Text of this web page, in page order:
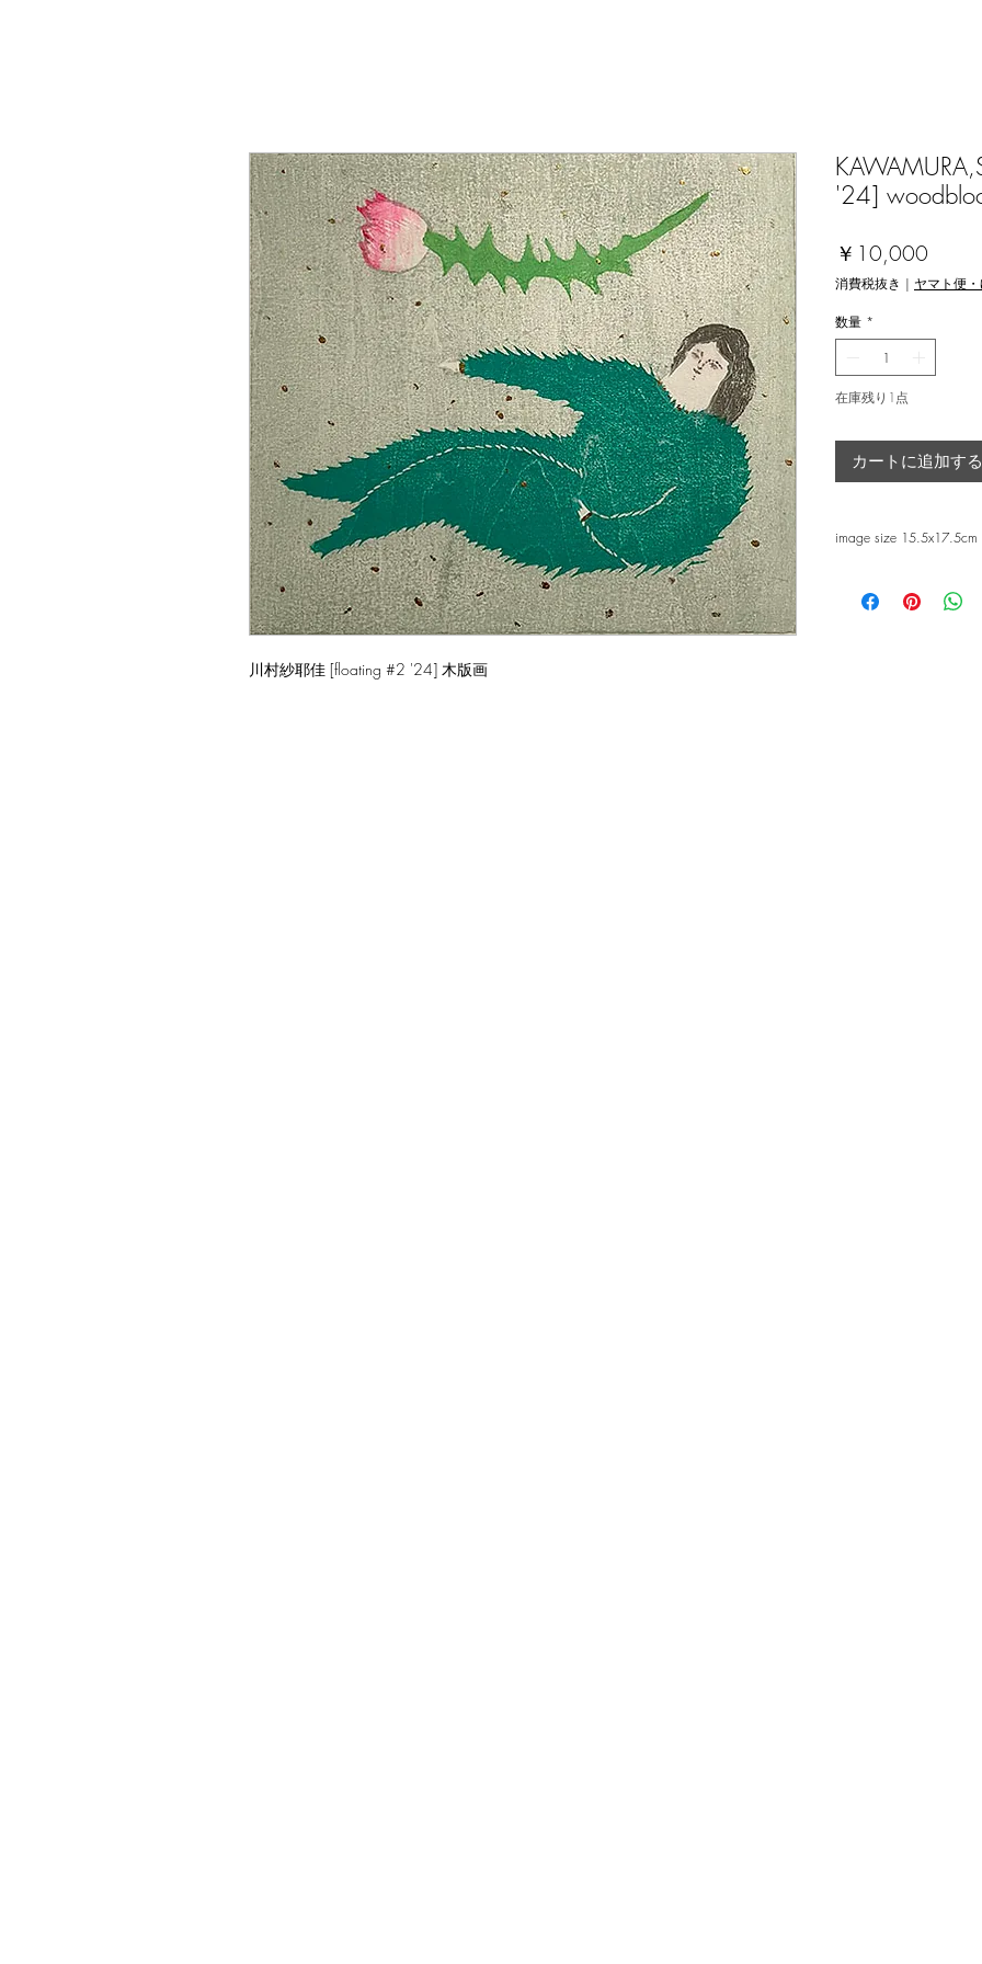
川村紗耶佳 [floating #2 '24] 木版画
'24]
￥10,000
格
消費税抜き | ヤマト便
数量 *
在庫残り1点
カートに追加する
image size